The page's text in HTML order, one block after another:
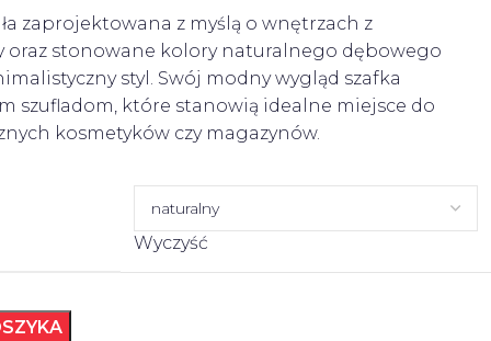
zaprojektowana z myślą o wnętrzach z
oraz stonowane kolory naturalnego dębowego
styl. Swój modny wygląd szafka
szufladom, które stanowią idealne miejsce do
kosmetyków czy magazynów.
Wyczyść